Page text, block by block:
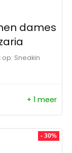
dames
op:
Sneakin
prijs
prijs is:
+ 1 meer
- 30%